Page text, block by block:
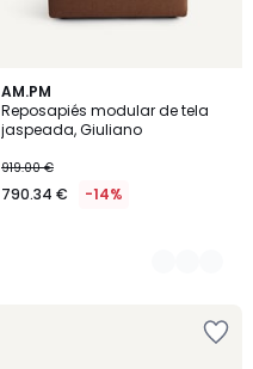
AM.PM
Reposapiés modular de tela
jaspeada, Giuliano
919.00 €
790.34 € -14%
5
Colores